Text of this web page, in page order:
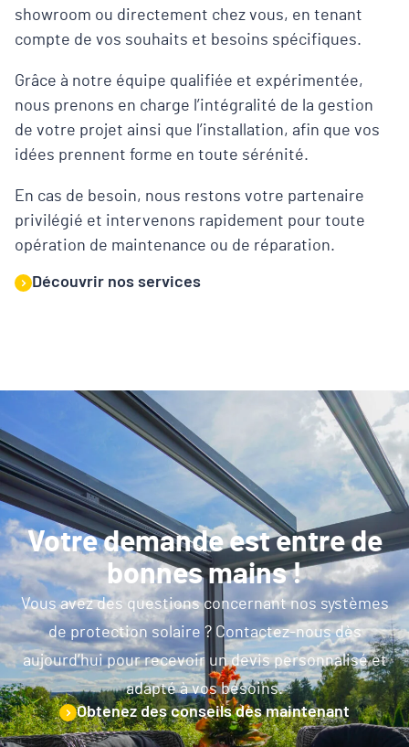
showroom ou directement chez vous, en tenant
compte de vos souhaits et besoins spécifiques.
Grâce à notre équipe qualifiée et expérimentée,
nous prenons en charge l’intégralité de la gestion
de votre projet ainsi que l’installation, afin que vos
idées prennent forme en toute sérénité.
En cas de besoin, nous restons votre partenaire
privilégié et intervenons rapidement pour toute
opération de maintenance ou de réparation.
Découvrir nos services
Votre demande est entre de
bonnes mains !
Vous avez des questions concernant nos systèmes
de protection solaire ? Contactez-nous dès
aujourd’hui pour recevoir un devis personnalisé et
adapté à vos besoins.
Obtenez des conseils dès maintenant